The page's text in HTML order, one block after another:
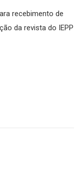
recebimento de
da revista do IEPP